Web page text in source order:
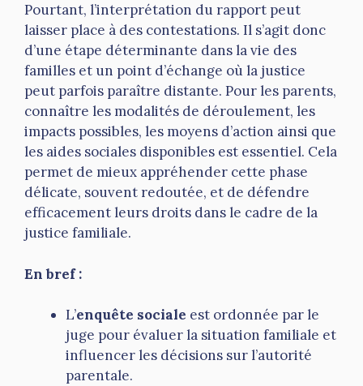
Pourtant, l’interprétation du rapport peut
laisser place à des contestations. Il s’agit donc
d’une étape déterminante dans la vie des
familles et un point d’échange où la justice
peut parfois paraître distante. Pour les parents,
connaître les modalités de déroulement, les
impacts possibles, les moyens d’action ainsi que
les aides sociales disponibles est essentiel. Cela
permet de mieux appréhender cette phase
délicate, souvent redoutée, et de défendre
efficacement leurs droits dans le cadre de la
justice familiale.
En bref :
L’enquête sociale est ordonnée par le
juge pour évaluer la situation familiale et
influencer les décisions sur l’autorité
parentale.